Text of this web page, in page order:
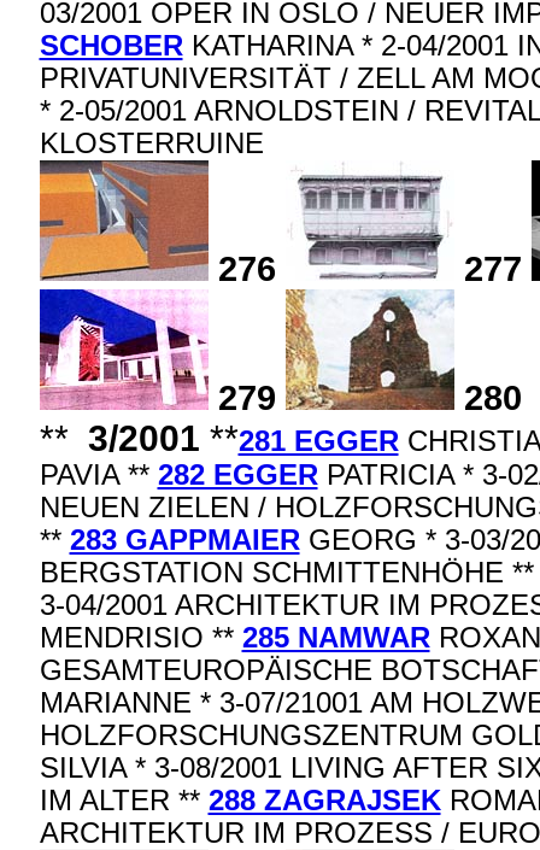
03/2001 OPER IN OSLO / NEUER
SCHOBER KATHARINA * 2-04/2001
PRIVATUNIVERSITÄT / ZELL AM
* 2-05/2001 ARNOLDSTEIN /
KLOSTERRUINE
276 277
279 280
** 3/2001 **281 EGGER
PAVIA ** 282 EGGER PATRICIA * 3-
NEUEN ZIELEN /
** 283 GAPPMAIER GEORG * 3-03/
BERGSTATION SCHMITTENHÖHE
3-04/2001 ARCHITEKTUR IM
MENDRISIO ** 285 NAMWAR
GESAMTEUROPÄISCHE
MARIANNE * 3-07/21001 AM
HOLZFORSCHUNGSZENTRUM
SILVIA * 3-08/2001 LIVING AFTER
IM ALTER ** 288 ZAGRAJSEK
ARCHITEKTUR IM PROZESS /